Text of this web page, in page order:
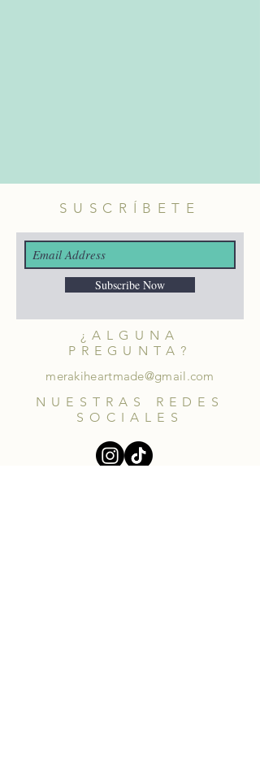
SUSCRÍBETE
Subscribe Now
¿ALGUNA
PREGUNTA?
merakiheartmade@gmail.com
NUESTRAS REDES
SOCIALES